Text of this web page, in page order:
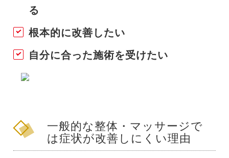
る
根本的に改善したい
自分に合った施術を受けたい
一般的な整体・マッサージで
は症状が改善しにくい理由